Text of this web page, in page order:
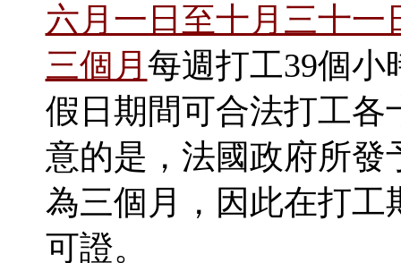
六月一日至十月三十一
三個月 每週打工39個小
假日期間可合法打工各
意的是，法國政府所發
為三個月，因此在打工
可證。